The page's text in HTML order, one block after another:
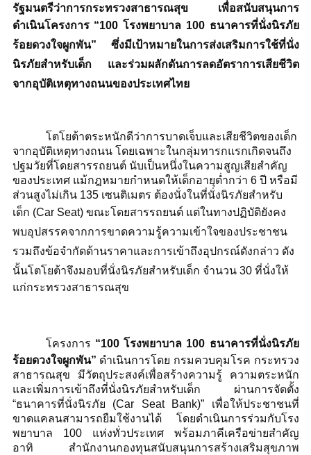
รัฐมนตรีว่าการกระทรวงสาธารณสุข เพื่อสนับสนุนการ
ดำเนินโครงการ “100 โรงพยาบาล 100 ธนาคารที่นั่งนิรภัย
ร้อยดวงใจผูกพัน” ซึ่งมีเป้าหมายในการส่งเสริมการใช้ที่นั่ง
นิรภัยสำหรับเด็ก และร่วมผลักดันการลดอัตราการเสียชีวิต
จากอุบัติเหตุทางถนนของประเทศไทย
โตโยต้าตระหนักดีว่าการบาดเจ็บและเสียชีวิตของเด็ก
จากอุบัติเหตุทางถนน โดยเฉพาะในกลุ่มทารกแรกเกิดจนถึง
ปฐมวัยที่โดยสารรถยนต์ นับเป็นหนึ่งในความสูญเสียสำคัญ
ของประเทศ แม้กฎหมายกำหนดให้เด็กอายุต่ำกว่า 6 ปี หรือมี
ส่วนสูงไม่เกิน 135 เซนติเมตร ต้องนั่งในที่นั่งนิรภัยสำหรับ
เด็ก (Car Seat) ขณะโดยสารรถยนต์ แต่ในทางปฏิบัติยังคง
พบอุปสรรคจากการขาดความรู้ความเข้าใจของประชาชน
รวมถึงข้อจำกัดด้านราคาและการเข้าถึงอุปกรณ์ดังกล่าว ดัง
นั้นโตโยต้าจึงมอบที่นั่งนิรภัยสำหรับเด็ก จำนวน 30 ที่นั่งให้
แก่กระทรวงสาธารณสุข
โครงการ “100 โรงพยาบาล 100 ธนาคารที่นั่งนิรภัย
ร้อยดวงใจผูกพัน” ดำเนินการโดย กรมควบคุมโรค กระทรวง
สาธารณสุข มีวัตถุประสงค์เพื่อสร้างความรู้ ความตระหนัก
และเพิ่มการเข้าถึงที่นั่งนิรภัยสำหรับเด็ก ผ่านการจัดตั้ง
“ธนาคารที่นั่งนิรภัย (Car Seat Bank)” เพื่อให้ประชาชนที่
ขาดแคลนสามารถยืมใช้งานได้ โดยดำเนินการร่วมกับโรง
พยาบาล 100 แห่งทั่วประเทศ พร้อมภาคีเครือข่ายสำคัญ
อาทิ สำนักงานกองทุนสนับสนุนการสร้างเสริมสุขภาพ